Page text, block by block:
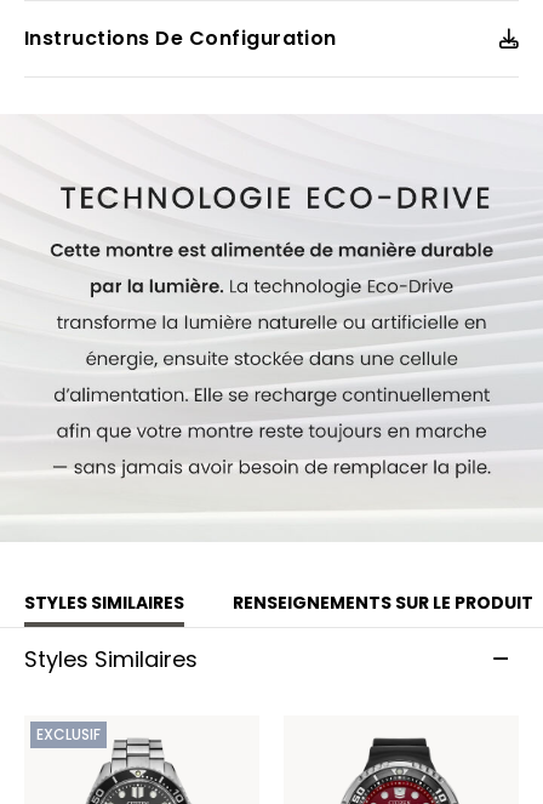
design épuré. De conception robuste, cette montre est
montée sur un bracelet en acier inoxydable et est livrée
dans un coffret de pêche Promaster, la rendant fin prête
pour votre prochaine expédition.
Instructions De Configuration
STYLES SIMILAIRES RENSEIGNEMENTS SUR LE PRODUIT
Styles Similaires
EXCLUSIF